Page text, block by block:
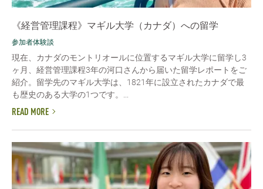
《経営管理課程》マギル大学（カナダ）への留学
参加者体験談
現在、カナダのモントリオールに位置するマギル大学に留学し3
ヶ月、経営管理課程3年の河口さんから届いた留学レポートをご
紹介。留学先のマギル大学は、1821年に設立されたカナダで最
も歴史のある大学の1つです。...
READ MORE